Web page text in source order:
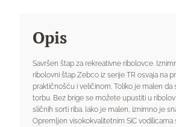
Opis
Savršen štap za rekreativne ribolovce.
ribolovni štap Zebco iz serije TR osvaja na
praktičnošću i veličinom. Toliko je malen da
torbu. Bez brige se možete upustiti u
sličnih sorti riba. Iako je malen, iznimno je
Opremljen visokokvalitetnim SiC vodilicama